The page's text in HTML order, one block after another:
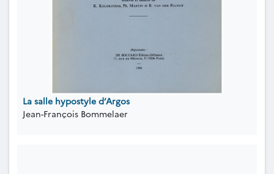
La salle hypostyle d’Argos
Jean-François Bommelaer